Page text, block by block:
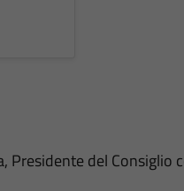
Presidente del Consiglio